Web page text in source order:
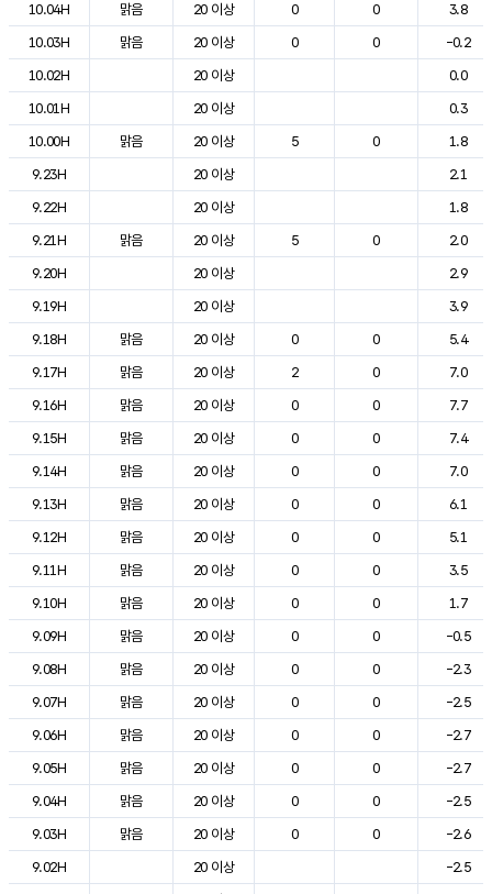
10.04H
맑음 20 이상 0 0
3.8
10.03H
맑음 20 이상 0 0
-0.2
10.02H
20 이상
0.0
10.01H
20 이상
0.3
10.00H
맑음 20 이상 5 0
1.8
9.23H
20 이상
2.1
9.22H
20 이상
1.8
9.21H
맑음 20 이상 5 0
2.0
9.20H
20 이상
2.9
9.19H
20 이상
3.9
9.18H
맑음 20 이상 0 0
5.4
9.17H
맑음 20 이상 2 0
7.0
9.16H
맑음 20 이상 0 0
7.7
9.15H
맑음 20 이상 0 0
7.4
9.14H
맑음 20 이상 0 0
7.0
9.13H
맑음 20 이상 0 0
6.1
9.12H
맑음 20 이상 0 0
5.1
9.11H
맑음 20 이상 0 0
3.5
9.10H
맑음 20 이상 0 0
1.7
9.09H
맑음 20 이상 0 0
-0.5
9.08H
맑음 20 이상 0 0
-2.3
9.07H
맑음 20 이상 0 0
-2.5
9.06H
맑음 20 이상 0 0
-2.7
9.05H
맑음 20 이상 0 0
-2.7
9.04H
맑음 20 이상 0 0
-2.5
9.03H
맑음 20 이상 0 0
-2.6
9.02H
20 이상
-2.5